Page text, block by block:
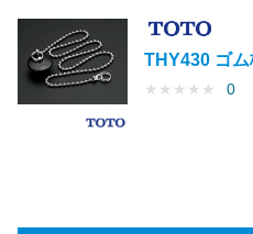
THY430 ゴム
★ ★ ★ ★ ★ 0